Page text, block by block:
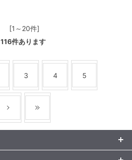
[1～20件]
116件あります
3 4 5